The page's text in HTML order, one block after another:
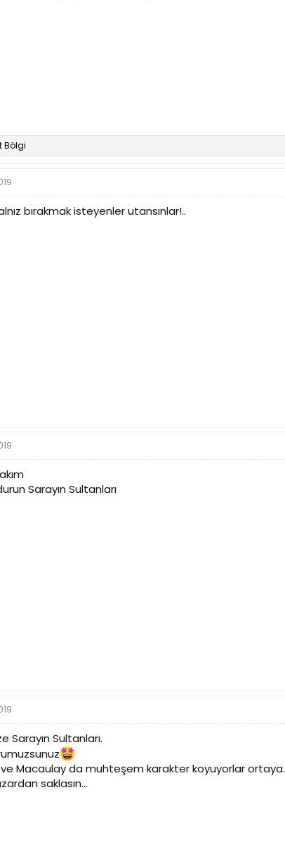
Bölgi
bırakmak isteyenler utansınlar!..
Sarayın Sultanları
Sarayın Sultanları.
Macaulay da muhteşem karakter koyuyorlar ortaya.
saklasın...